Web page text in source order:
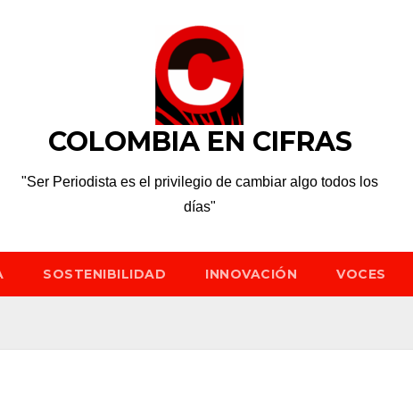
COLOMBIA EN CIFRAS
"Ser Periodista es el privilegio de cambiar algo todos los
días"
SOSTENIBILIDAD INNOVACIÓN VOCES